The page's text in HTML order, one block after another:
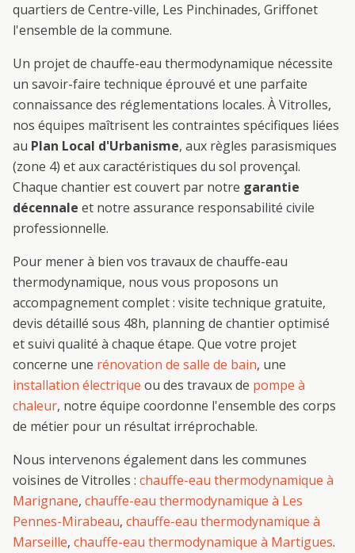
quartiers de Centre-ville, Les Pinchinades, Griffonet
l'ensemble de la commune.
Un projet de chauffe-eau thermodynamique nécessite
un savoir-faire technique éprouvé et une parfaite
connaissance des réglementations locales. ÀVitrolles,
nos équipes maîtrisent les contraintes spécifiques liées
au Plan Local d'Urbanisme, aux règles parasismiques
(zone 4) et aux caractéristiques du sol provençal.
Chaque chantier est couvert par notre garantie
décennale et notre assurance responsabilité civile
professionnelle.
Pour mener à bien vos travaux de chauffe-eau
thermodynamique, nous vous proposons un
accompagnement complet : visite technique gratuite,
devis détaillé sous 48h, planning de chantier optimisé
et suivi qualité à chaque étape. Que votre projet
concerne une rénovation de salle de bain, une
installation électrique ou des travaux de pompe à
chaleur, notre équipe coordonne l'ensemble des corps
de métier pour un résultat irréprochable.
Nous intervenons également dans les communes
voisines de Vitrolles : chauffe-eau thermodynamique à
Marignane, chauffe-eau thermodynamique à Les
Pennes-Mirabeau, chauffe-eau thermodynamique à
Marseille, chauffe-eau thermodynamique à Martigues.